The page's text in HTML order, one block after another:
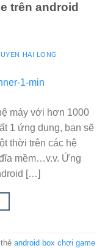
trên android
HAI LONG
máy với hơn 1000
1 ứng dụng, bạn sẽ
thời trên các hệ
mềm…v.v. Ứng
[…]
android box chơi game